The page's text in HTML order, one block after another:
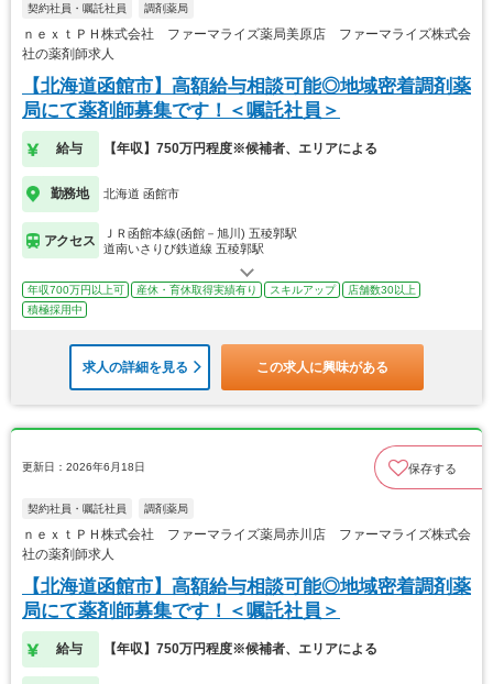
契約社員・嘱託社員 調剤薬局
ｎｅｘｔＰＨ株式会社 ファーマライズ薬局美原店 ファーマライズ株式会
社の薬剤師求人
【北海道函館市】高額給与相談可能◎地域密着調剤薬
局にて薬剤師募集です！＜嘱託社員＞
給与 【年収】750万円程度※候補者、エリアによる
勤務地 北海道 函館市
アクセス
ＪＲ函館本線(函館－旭川) 五稜郭駅
道南いさりび鉄道線 五稜郭駅
年収700万円以上可 産休・育休取得実績有り スキルアップ
店舗数30以上
積極採用中
求人の詳細を見る この求人に興味がある
更新日：2026年6月18日 保存する
契約社員・嘱託社員 調剤薬局
ｎｅｘｔＰＨ株式会社 ファーマライズ薬局赤川店 ファーマライズ株式会
社の薬剤師求人
【北海道函館市】高額給与相談可能◎地域密着調剤薬
局にて薬剤師募集です！＜嘱託社員＞
給与 【年収】750万円程度※候補者、エリアによる